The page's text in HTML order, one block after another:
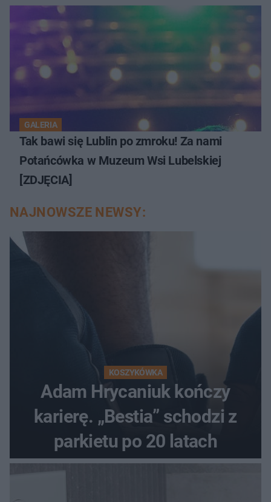
GALERIA
Tak bawi się Lublin po zmroku! Za nami
Potańcówka w Muzeum Wsi Lubelskiej
[ZDJĘCIA]
NAJNOWSZE NEWSY:
KOSZYKÓWKA
Adam Hrycaniuk kończy
karierę. „Bestia” schodzi z
parkietu po 20 latach